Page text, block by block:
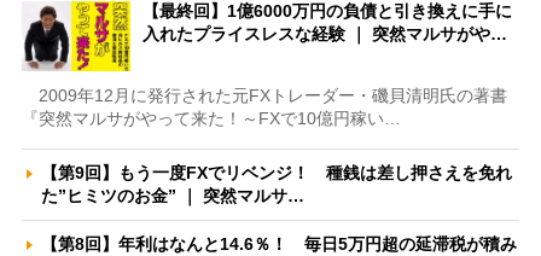
【最終回】1億6000万円の負債と引き換えに手に
入れたプライスレスな経験 ｜ 突然マルサがや…
2009年12月に発行された元FXトレーダー・磯貝清明氏の著書
『突然マルサがやって来た！～FXで10億円稼い…
【第9回】もう一度FXでリベンジ！ 種銭は差し押さえを免れ
た”ヒミツのお金” ｜ 突然マルサ…
【第8回】年利はなんと14.6％！ 毎日5万円超の延滞税が積み